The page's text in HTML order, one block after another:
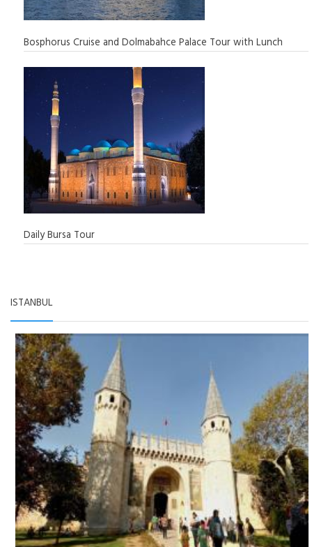
Bosphorus Cruise and Dolmabahce Palace Tour with Lunch
Daily Bursa Tour
ISTANBUL